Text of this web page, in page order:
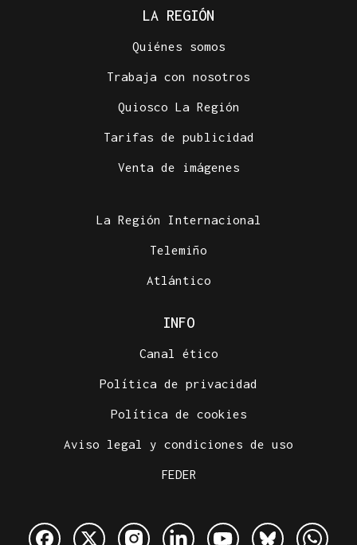
LA REGIÓN
Quiénes somos
Trabaja con nosotros
Quiosco La Región
Tarifas de publicidad
Venta de imágenes
La Región Internacional
Telemiño
Atlántico
INFO
Canal ético
Política de privacidad
Política de cookies
Aviso legal y condiciones de uso
FEDER